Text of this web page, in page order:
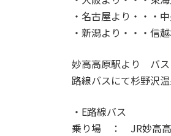
・名古屋より・・・
・新潟より・・・信
妙高高原駅より バス
路線バスにて杉野沢
・E路線バス
乗り場 ： JR妙高高